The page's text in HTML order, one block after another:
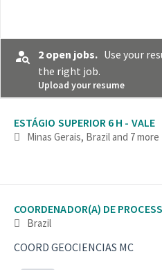
2 open jobs. Use your
the right job.
Upload your resume
ESTÁGIO SUPERIOR 6 H - VALE
Minas Gerais, Braziland 7 more
COORDENADOR(A) DE
Brazil
COORD GEOCIENCIAS MC